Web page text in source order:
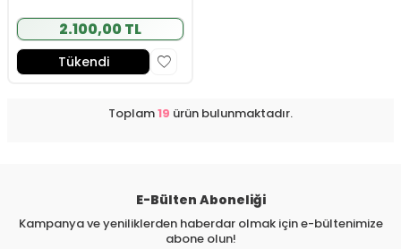
2.100,00 TL
Tükendi
Toplam19 ürün bulunmaktadır.
E-Bülten Aboneliği
Kampanya ve yeniliklerden haberdar olmak için e-bültenimize
abone olun!